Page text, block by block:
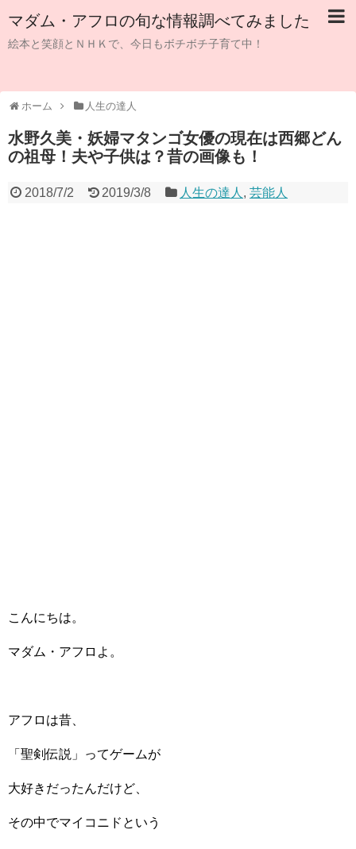
マダム・アフロの旬な情報調べてみました
絵本と笑顔とＮＨＫで、今日もボチボチ子育て中！
ホーム 人生の達人
水野久美・妖婦マタンゴ女優の現在は西郷どん
の祖母！夫や子供は？昔の画像も！
2018/7/2 2019/3/8 人生の達人 ,芸能人
こんにちは。
マダム・アフロよ。
アフロは昔、
「聖剣伝説」ってゲームが
大好きだったんだけど、
その中でマイコニドという